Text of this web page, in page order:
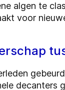
algen te
voor
decanters